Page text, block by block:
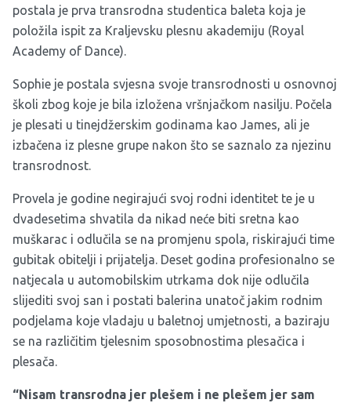
postala je prva transrodna studentica baleta koja je
položila ispit za Kraljevsku plesnu akademiju (Royal
Academy of Dance).
Sophie je postala svjesna svoje transrodnosti u osnovnoj
školi zbog koje je bila izložena vršnjačkom nasilju. Počela
je plesati u tinejdžerskim godinama kao James, ali je
izbačena iz plesne grupe nakon što se saznalo za njezinu
transrodnost.
Provela je godine negirajući svoj rodni identitet te je u
dvadesetima shvatila da nikad neće biti sretna kao
muškarac i odlučila se na promjenu spola, riskirajući time
gubitak obitelji i prijatelja. Deset godina profesionalno se
natjecala u automobilskim utrkama dok nije odlučila
slijediti svoj san i postati balerina unatoč jakim rodnim
podjelama koje vladaju u baletnoj umjetnosti, a baziraju
se na različitim tjelesnim sposobnostima plesačica i
plesača.
“Nisam transrodna jer plešem i ne plešem jer sam